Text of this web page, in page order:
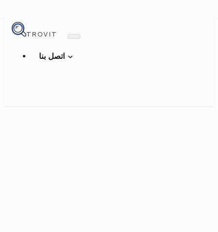
TROVIT